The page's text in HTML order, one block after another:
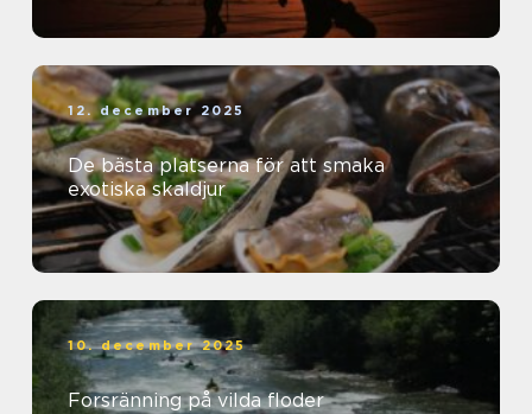
12. december 2025
De bästa platserna för att smaka
exotiska skaldjur
10. december 2025
Forsränning på vilda floder